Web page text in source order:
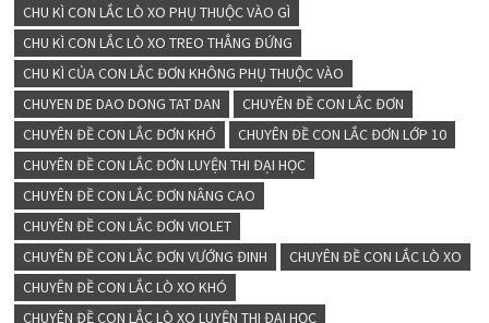
CHU KÌ CON LẮC LÒ XO PHỤ THUỘC VÀO GÌ
CHU KÌ CON LẮC LÒ XO TREO THẲNG ĐỨNG
CHU KÌ CỦA CON LẮC ĐƠN KHÔNG PHỤ THUỘC VÀO
CHUYEN DE DAO DONG TAT DAN
CHUYÊN ĐỀ CON LẮC ĐƠN
CHUYÊN ĐỀ CON LẮC ĐƠN KHÓ
CHUYÊN ĐỀ CON LẮC ĐƠN LỚP 10
CHUYÊN ĐỀ CON LẮC ĐƠN LUYỆN THI ĐẠI HỌC
CHUYÊN ĐỀ CON LẮC ĐƠN NÂNG CAO
CHUYÊN ĐỀ CON LẮC ĐƠN VIOLET
CHUYÊN ĐỀ CON LẮC ĐƠN VƯỚNG ĐINH
CHUYÊN ĐỀ CON LẮC LÒ XO
CHUYÊN ĐỀ CON LẮC LÒ XO KHÓ
CHUYÊN ĐỀ CON LẮC LÒ XO LUYỆN THI ĐẠI HỌC